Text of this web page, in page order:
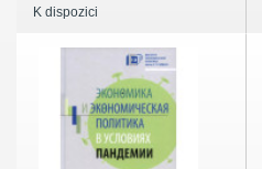
K dispozici